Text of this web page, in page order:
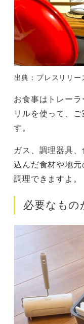
出典：プレスリリー
お食事はトレー
リルを使って、
す。
ガス、調理器具
込んだ食材や地
調理できますよ。
必要なもの